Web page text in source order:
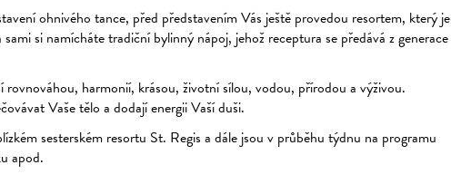
ohnivého tance, před představením Vás ještě provedou resortem, který je
si namícháte tradiční bylinný nápoj, jehož receptura se předává z generace
harmonií, krásou, životní sílou, vodou, přírodou a výživou.
Vaše tělo a dodají energii Vaší duši.
sesterském resortu St. Regis a dále jsou v průběhu týdnu na programu
apod.